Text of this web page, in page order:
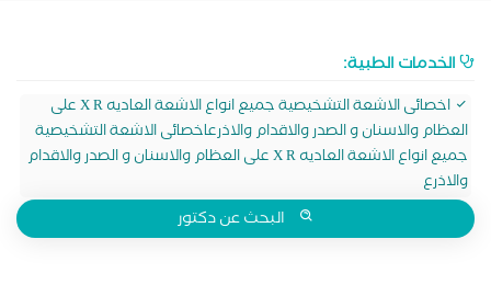
الخدمات الطبية:
اخصائى الاشعة التشخيصية جميع انواع الاشعة العاديه X R على
العظام والاسنان و الصدر والاقدام والاذرعاخصائى الاشعة التشخيصية
جميع انواع الاشعة العاديه X R على العظام والاسنان و الصدر والاقدام
والاذرع
البحث عن دكتور